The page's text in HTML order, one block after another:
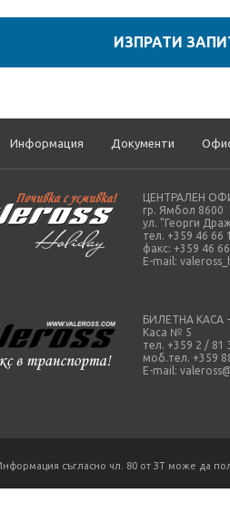
Информация Документи
ЦЕНТРАЛЕН
гр. Ямбол 8600
ул. "Георги
тел. +359 46 66
факс: +359 46
E-mail:
БИЛЕТНА КАСА
Каса № 5
тел. +359 2 / 81
моб.тел. +359
E-mail:
съгласно чл. 80 от ЗТ може да